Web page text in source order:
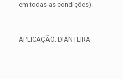
em todas as condições).
APLICAÇÃO: DIANTEIRA